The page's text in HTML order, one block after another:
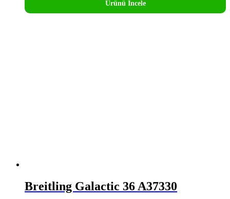
Ürünü İncele
Breitling Galactic 36 A37330